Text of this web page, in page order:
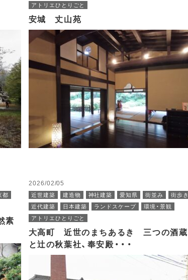
アトリエひとりごと
安城 丈山苑
都
素
2026/02/05
近世建築 建造物 神社建築 愛知県 街並み
街歩き
近代建築
日本建築 ランドスケープ
環境・景観
アトリエひとりごと
大高町 近世のまちあるき 三つの酒蔵
と辻の秋葉社、奉安殿・・・